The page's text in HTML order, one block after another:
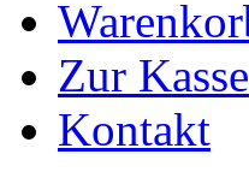
Zur Kasse
Kontakt